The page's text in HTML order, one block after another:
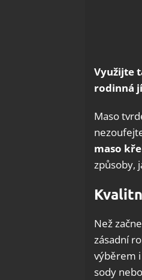
Využijte
rodinná
Maso
maso
způsoby,
Než
zásadní
výběrem
sody